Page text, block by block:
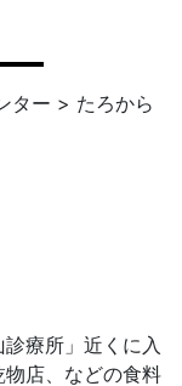
ター > たろから
療所」近くに入
店、などの食料